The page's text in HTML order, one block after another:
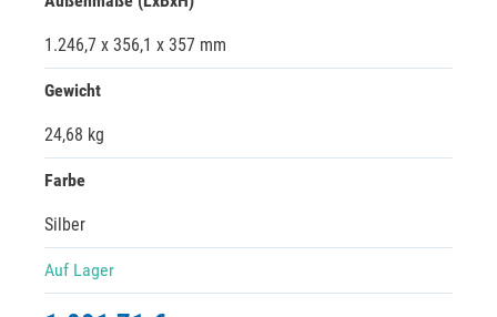
1.246,7 x 356,1 x 357 mm
Gewicht
24,68 kg
Farbe
Silber
Auf Lager